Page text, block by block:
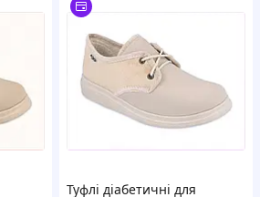
Туфлі діабетичні для